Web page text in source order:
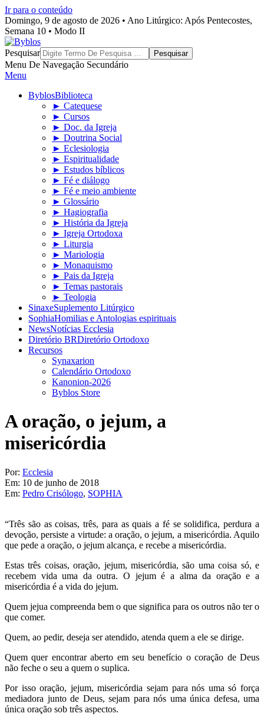
Ir para o conteúdo
Domingo, 9 de agosto de 2026 • Ano Litúrgico: Após Pentecostes,
Semana 10 • Modo II
Byblos
Pesquisar
Menu De Navegação Secundário
Menu
ByblosBiblioteca
► Catequese
► Cursos
► Doc. da Igreja
► Doutrina Social
► Eclesiologia
► Espiritualidade
► Estudos bíblicos
► Fé e diálogo
► Fé e meio ambiente
► Glossário
► Hagiografia
► História da Igreja
► Igreja Ortodoxa
► Liturgia
► Mariologia
► Monaquismo
► Pais da Igreja
► Temas pastorais
► Teologia
SinaxeSuplemento Litúrgico
SophiaHomilias e Antologias espirituais
NewsNotícias Ecclesia
Diretório BRDiretório Ortodoxo
Recursos
Synaxarion
Calendário Ortodoxo
Kanonion-2026
Byblos Store
A oração, o jejum, a
misericórdia
Por: Ecclesia
Em: 10 de junho de 2018
Em: Pedro Crisólogo, SOPHIA
“Três são as coisas, três, para as quais a fé se solidifica, perdura a
devoção, persiste a virtude: a oração, o jejum, a misericórdia. Aquilo
que pede a oração, o jejum alcança, e recebe a misericórdia.
Estas três coisas, oração, jejum, misericórdia, são uma coisa só, e
recebem vida uma da outra. O jejum é a alma da oração e a
misericórdia é a vida do jejum.
Quem jejua compreenda bem o que significa para os outros não ter o
que comer.
Quem, ao pedir, deseja ser atendido, atenda quem a ele se dirige.
Quem quer encontrar aberto em seu benefício o coração de Deus
não feche o seu a quem o suplica.
Por isso oração, jejum, misericórdia sejam para nós uma só força
mediadora junto de Deus, sejam para nós uma única defesa, uma
única oração sob três aspectos.